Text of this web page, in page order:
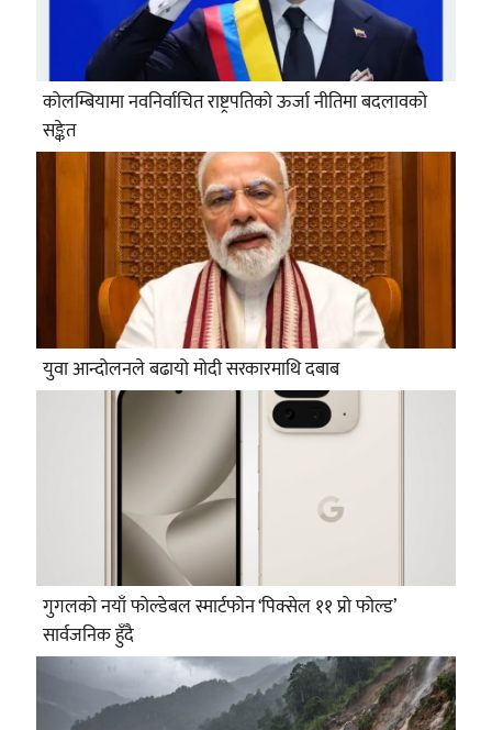
कोलम्बियामा नवनिर्वाचित राष्ट्रपतिको ऊर्जा नीतिमा बदलावको
सङ्केत
युवा आन्दोलनले बढायो मोदी सरकारमाथि दबाब
गुगलको नयाँ फोल्डेबल स्मार्टफोन ‘पिक्सेल ११ प्रो फोल्ड’
सार्वजनिक हुँदै